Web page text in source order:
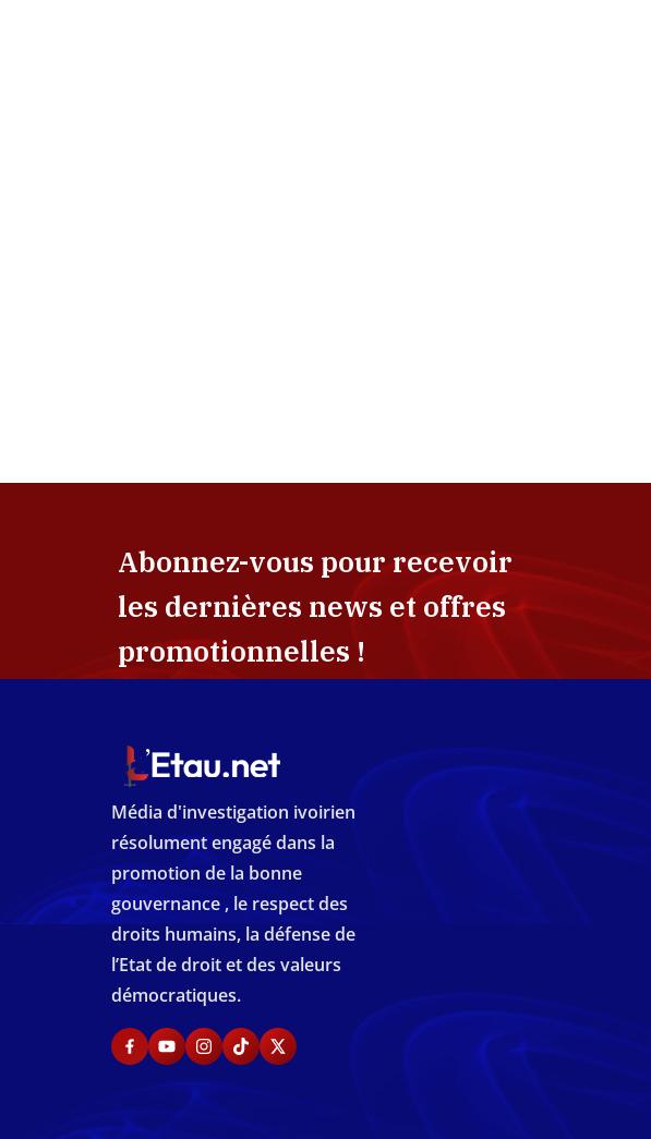
Abonnez-vous pour recevoir
les dernières news et offres
promotionnelles !
Média d'investigation ivoirien
résolument engagé dans la
promotion de la bonne
gouvernance , le respect des
droits humains, la défense de
l’Etat de droit et des valeurs
démocratiques.